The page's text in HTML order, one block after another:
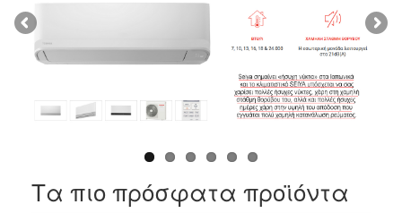
Τα πιο πρόσφατα προϊόντα